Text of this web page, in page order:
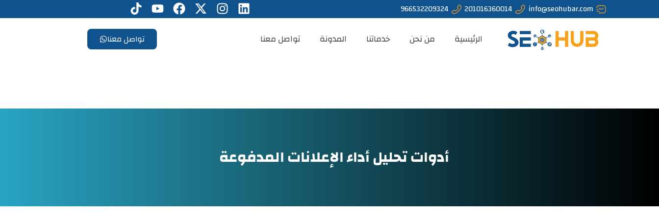
info@seohubar.com
201016360014
966532209324
الرئيسية من نحن خدماتنا المدونة تواصل معنا تواصل معنا
أدوات تحليل أداء الإعلانات المدفوعة